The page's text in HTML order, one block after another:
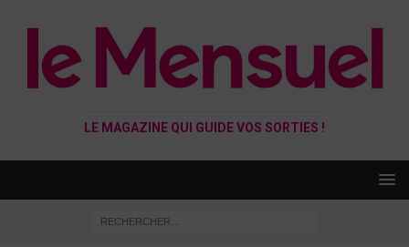
LE MAGAZINE QUI GUIDE VOS SORTIES !